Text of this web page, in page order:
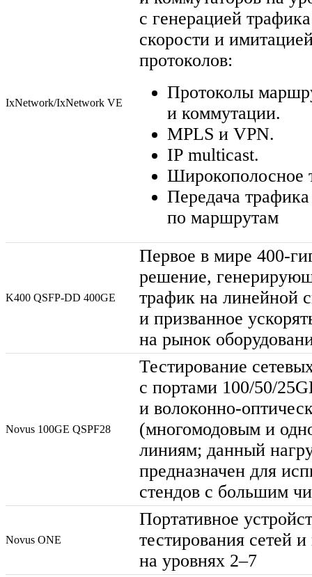
IxNetwork/IxNetwork VE
c генерацией
скорости и
протоколов:
Протоколы
и коммутации.
MPLS и VPN.
IP multicast.
Широкополосное
Передача
по маршрутам
K400 QSFP-DD 400GE
Первое в мире 400-
решение,
трафик на линейной
и призванное
на рынок
Novus 100GE QSPF28
Тестирование
с портами 100/50/
и волоконно-
(многомодовым и
линиям; данный
предназначен для
стендов с большим
Novus ONE
Портативное
тестирования сетей
на уровнях 2–7